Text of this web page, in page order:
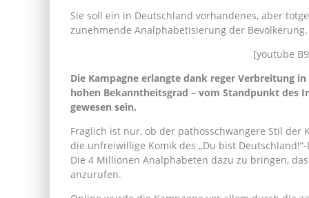
Sie soll ein in Deutschland vorhandenes, aber
zunehmende Analphabetisierung der Bevölkerung.
[youtube
Die Kampagne erlangte dank reger Verbreitung
hohen Bekanntheitsgrad – vom Standpunkt des
gewesen sein.
Fraglich ist nur, ob der pathosschwangere Stil
die unfreiwillige Komik des „Du bist
Die 4 Millionen Analphabeten dazu zu bringen,
anzurufen.